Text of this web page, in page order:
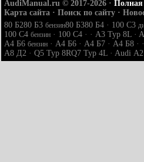
AudiManual.ru © 2017-2026 · Полная
Карта сайта · Поиск по сайту ·
80 Б280 Б3 бензин80 Б380 Б4 · 100 С3
100 С4 бензин · 100 С4 · · A3 Typ 8L ·
A4 Б6 бензин · A4 Б6 · A4 Б7 · A4 Б8 · ·
A8 Д2 · Q5 Typ 8RQ7 Typ 4L · Audi А2